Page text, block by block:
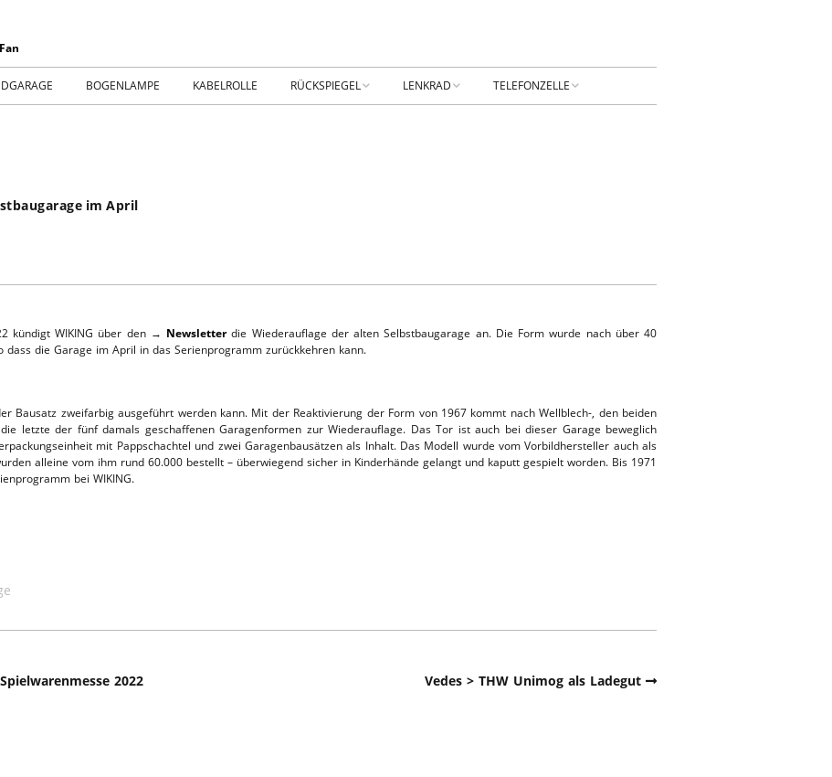
SERVICE
BOGENLAMPE KABELROLLE RÜCKSPIEGEL LENKRAD TELEFONZELLE
KONTAKT
im April
kündigt WIKING über den → Newsletterdie Wiederauflage der alten Selbstbaugarage an. Die Form wurde nach über 40
die Garage im April in das Serienprogramm zurückkehren kann.
Bausatz zweifarbig ausgeführt werden kann. Mit der Reaktivierung der Form von 1967 kommt nach Wellblech-, den beiden
letzte der fünf damals geschaffenen Garagenformen zur Wiederauflage. Das Tor ist auch bei dieser Garage beweglich
mit Pappschachtel und zwei Garagenbausätzen als Inhalt. Das Modell wurde vom Vorbildhersteller auch als
alleine vom ihm rund 60.000 bestellt – überwiegend sicher in Kinderhände gelangt und kaputt gespielt worden. Bis 1971
bei WIKING.
2022 Vedes > THW Unimog als Ladegut